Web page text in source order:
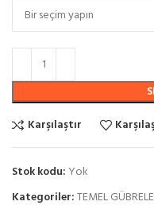
Karşılaştır
Stok kodu: Yok
Kategoriler:TEMEL